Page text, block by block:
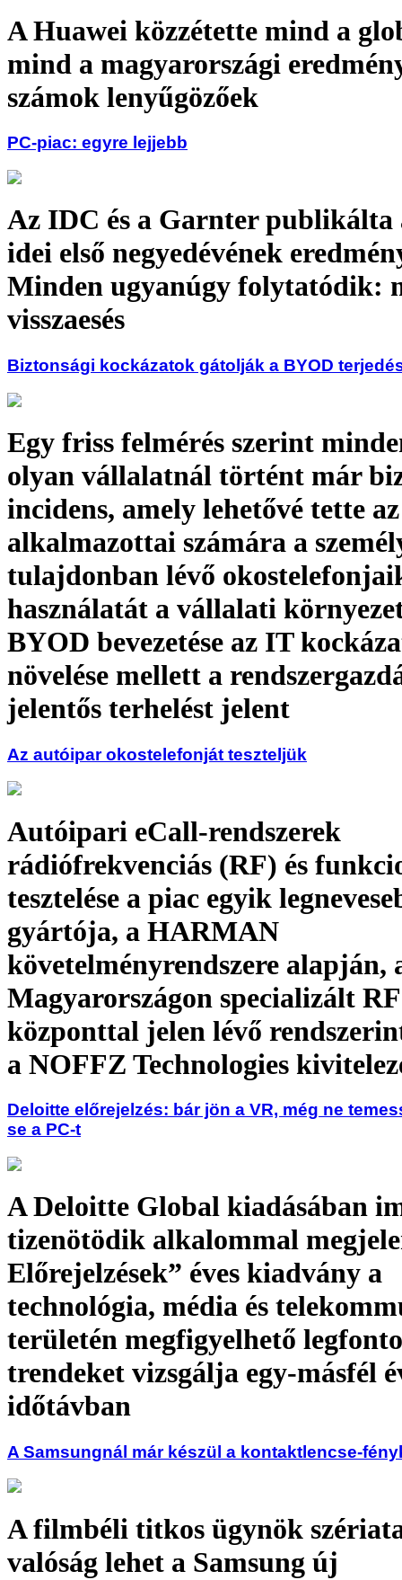
A Huawei közzétette mind a
mind a magyarországi
számok lenyűgözőek
PC-piac: egyre lejjebb
Az IDC és a Garnter publikálta
idei első negyedévének
Minden ugyanúgy folytatódik:
visszaesés
Biztonsági kockázatok gátolják a BYOD
Egy friss felmérés szerint
olyan vállalatnál történt már
incidens, amely lehetővé tette az
alkalmazottai számára a
tulajdonban lévő
használatát a vállalati
BYOD bevezetése az IT
növelése mellett a
jelentős terhelést jelent
Az autóipar okostelefonját teszteljük
Autóipari eCall-rendszerek
rádiófrekvenciás (RF) és
tesztelése a piac egyik
gyártója, a HARMAN
követelményrendszere alapján,
Magyarországon specializált
központtal jelen lévő
a NOFFZ Technologies
Deloitte előrejelzés: bár jön a VR, még ne
se a PC-t
A Deloitte Global kiadásában
tizenötödik alkalommal
Előrejelzések” éves kiadvány a
technológia, média és
területén megfigyelhető
trendeket vizsgálja egy-másfél
időtávban
A Samsungnál már készül a kontaktlencse-
A filmbéli titkos ügynök
valóság lehet a Samsung új